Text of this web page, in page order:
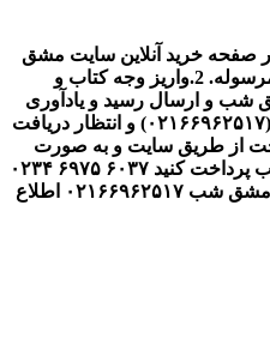
صفحه خرید آنلاین سایت مشق
2.واریز وجه کتاب و
شب و ارسال رسید و یادآوری
۰۲۱۶۶۹۶۲۵۱۷) و انتظار دریافت
از طریق سایت و به صورت
پرداخت کنید ۶۰۳۷ ۶۹۷۵ ۰۲۳۴
مشق شب ۰۲۱۶۶۹۶۲۵۱۷
اطلاع